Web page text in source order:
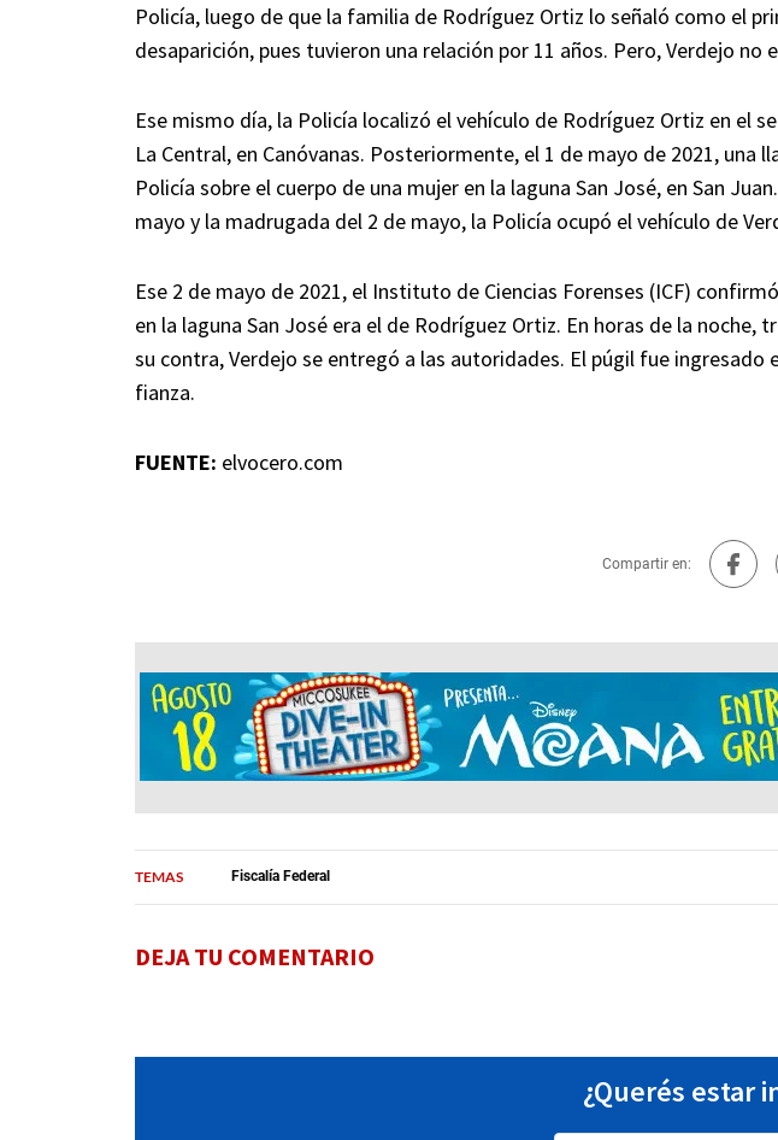
Policía, luego de que la familia de Rodríguez Ortiz lo señaló como el
desaparición, pues tuvieron una relación por 11 años. Pero, Verdejo no
Ese mismo día, la Policía localizó el vehículo de Rodríguez Ortiz en el
La Central, en Canóvanas. Posteriormente, el 1 de mayo de 2021, una
Policía sobre el cuerpo de una mujer en la laguna San José, en San
mayo y la madrugada del 2 de mayo, la Policía ocupó el vehículo de
Ese 2 de mayo de 2021, el Instituto de Ciencias Forenses (ICF)
en la laguna San José era el de Rodríguez Ortiz. En horas de la noche,
su contra, Verdejo se entregó a las autoridades. El púgil fue ingresado
fianza.
FUENTE: elvocero.com
Compartir en:
TEMAS Fiscalía Federal
DEJA TU COMENTARIO
¿Querés estar